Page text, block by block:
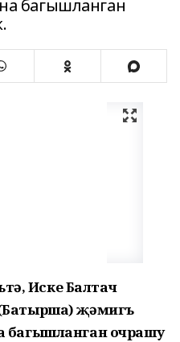
багышланган
Иске Балтач
җәмигъ
багышланган очрашу